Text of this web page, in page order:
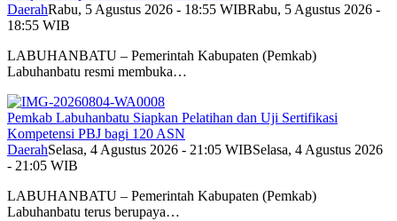
DaerahRabu, 5 Agustus 2026 - 18:55 WIBRabu, 5 Agustus 2026 -
18:55 WIB
LABUHANBATU – Pemerintah Kabupaten (Pemkab)
Labuhanbatu resmi membuka…
Pemkab Labuhanbatu Siapkan Pelatihan dan Uji Sertifikasi
Kompetensi PBJ bagi 120 ASN
DaerahSelasa, 4 Agustus 2026 - 21:05 WIBSelasa, 4 Agustus 2026
- 21:05 WIB
LABUHANBATU – Pemerintah Kabupaten (Pemkab)
Labuhanbatu terus berupaya…